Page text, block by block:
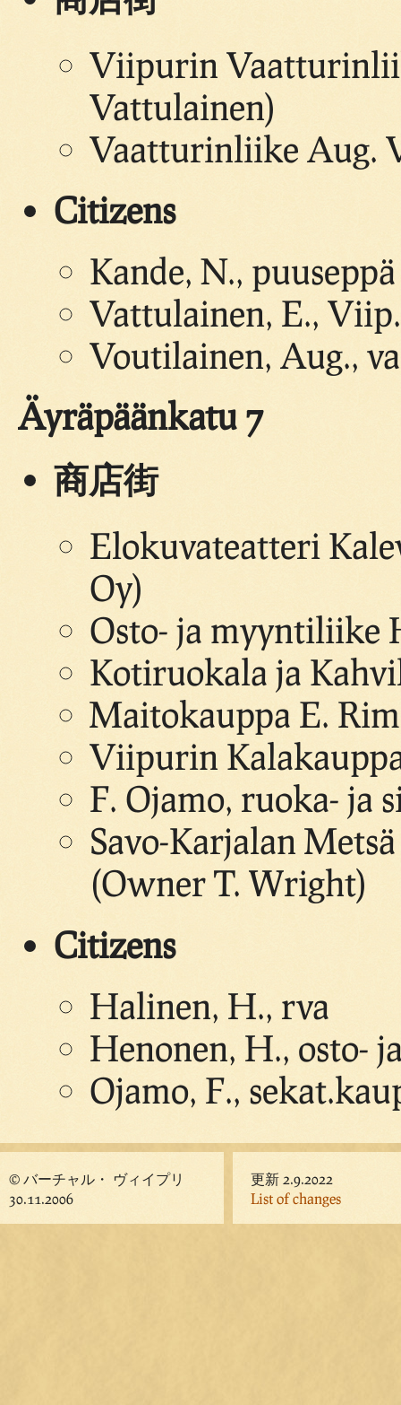
Viipurin
Vattulainen)
Vaatturinliike Aug.
Citizens
Kande, N., puuseppä
Vattulainen, E.,
Voutilainen, Aug.,
Äyräpäänkatu 7
商店街
Elokuvateatteri
Oy)
Osto- ja myyntiliike
Kotiruokala ja
Maitokauppa E.
Viipurin
F. Ojamo, ruoka- ja
Savo-Karjalan
(Owner T. Wright)
Citizens
Halinen, H., rva
Henonen, H., osto-
Ojamo, F.,
© バーチャル・ ヴィイプリ
30.11.2006
更新 2.9.2022
List of changes